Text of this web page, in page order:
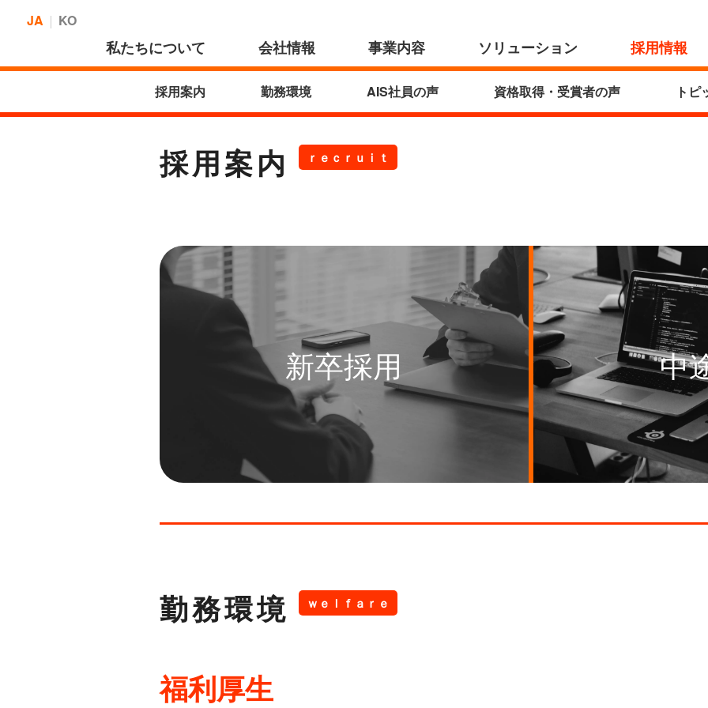
採用案内 ｒｅｃｒｕｉｔ
新卒採用 中
勤務環境 ｗｅｌｆａｒｅ
福利厚生
JA KO
私たちについて 会社情報 事業内容 ソリューション 採用情報
採用案内 勤務環境 AIS社員の声 資格取得・受賞者の声 トピ